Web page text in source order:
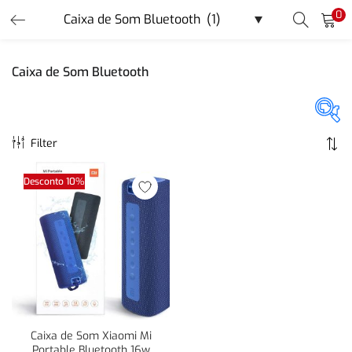
0
Caixa de Som Bluetooth
Filter
Desconto 10%
Caixa de Som Xiaomi Mi
LOGIN REGISTER
Enter your username and password to login.
Remember me
Login
Lost password?
Or login with